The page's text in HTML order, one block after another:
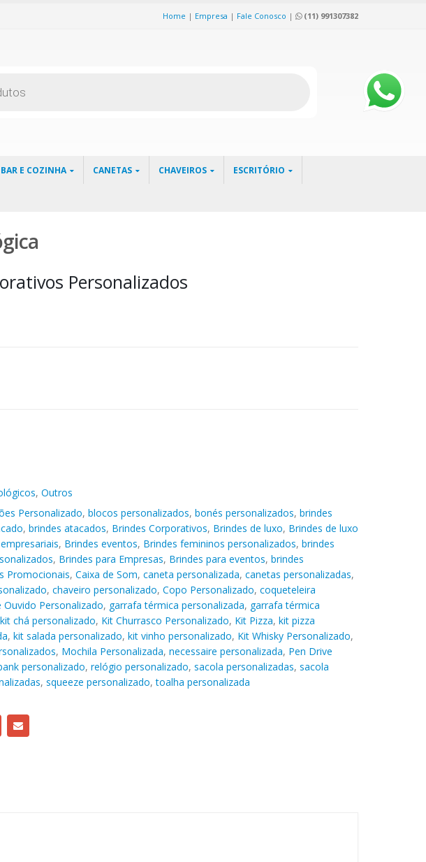
Home | Empresa | Fale Conosco | (11) 991307382
BAR E COZINHA CANETAS CHAVEIROS ESCRITÓRIO
Personalizados
, Outros
Personalizado, blocos personalizados, bonés personalizados, brindes
, brindes atacados, Brindes Corporativos, Brindes de luxo, Brindes de luxo
, Brindes eventos, Brindes femininos personalizados, brindes
, Brindes para Empresas, Brindes para eventos, brindes
Promocionais, Caixa de Som, caneta personalizada, canetas personalizadas,
, chaveiro personalizado, Copo Personalizado, coqueteleira
Ouvido Personalizado, garrafa térmica personalizada, garrafa térmica
kit chá personalizado, Kit Churrasco Personalizado, Kit Pizza, kit pizza
, kit salada personalizado, kit vinho personalizado, Kit Whisky Personalizado,
, Mochila Personalizada, necessaire personalizada, Pen Drive
personalizado, relógio personalizado, sacola personalizadas, sacola
, squeeze personalizado,toalha personalizada